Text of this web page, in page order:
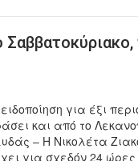
για έξι
και από το
– Η Νικολέτα
για σχεδόν 24